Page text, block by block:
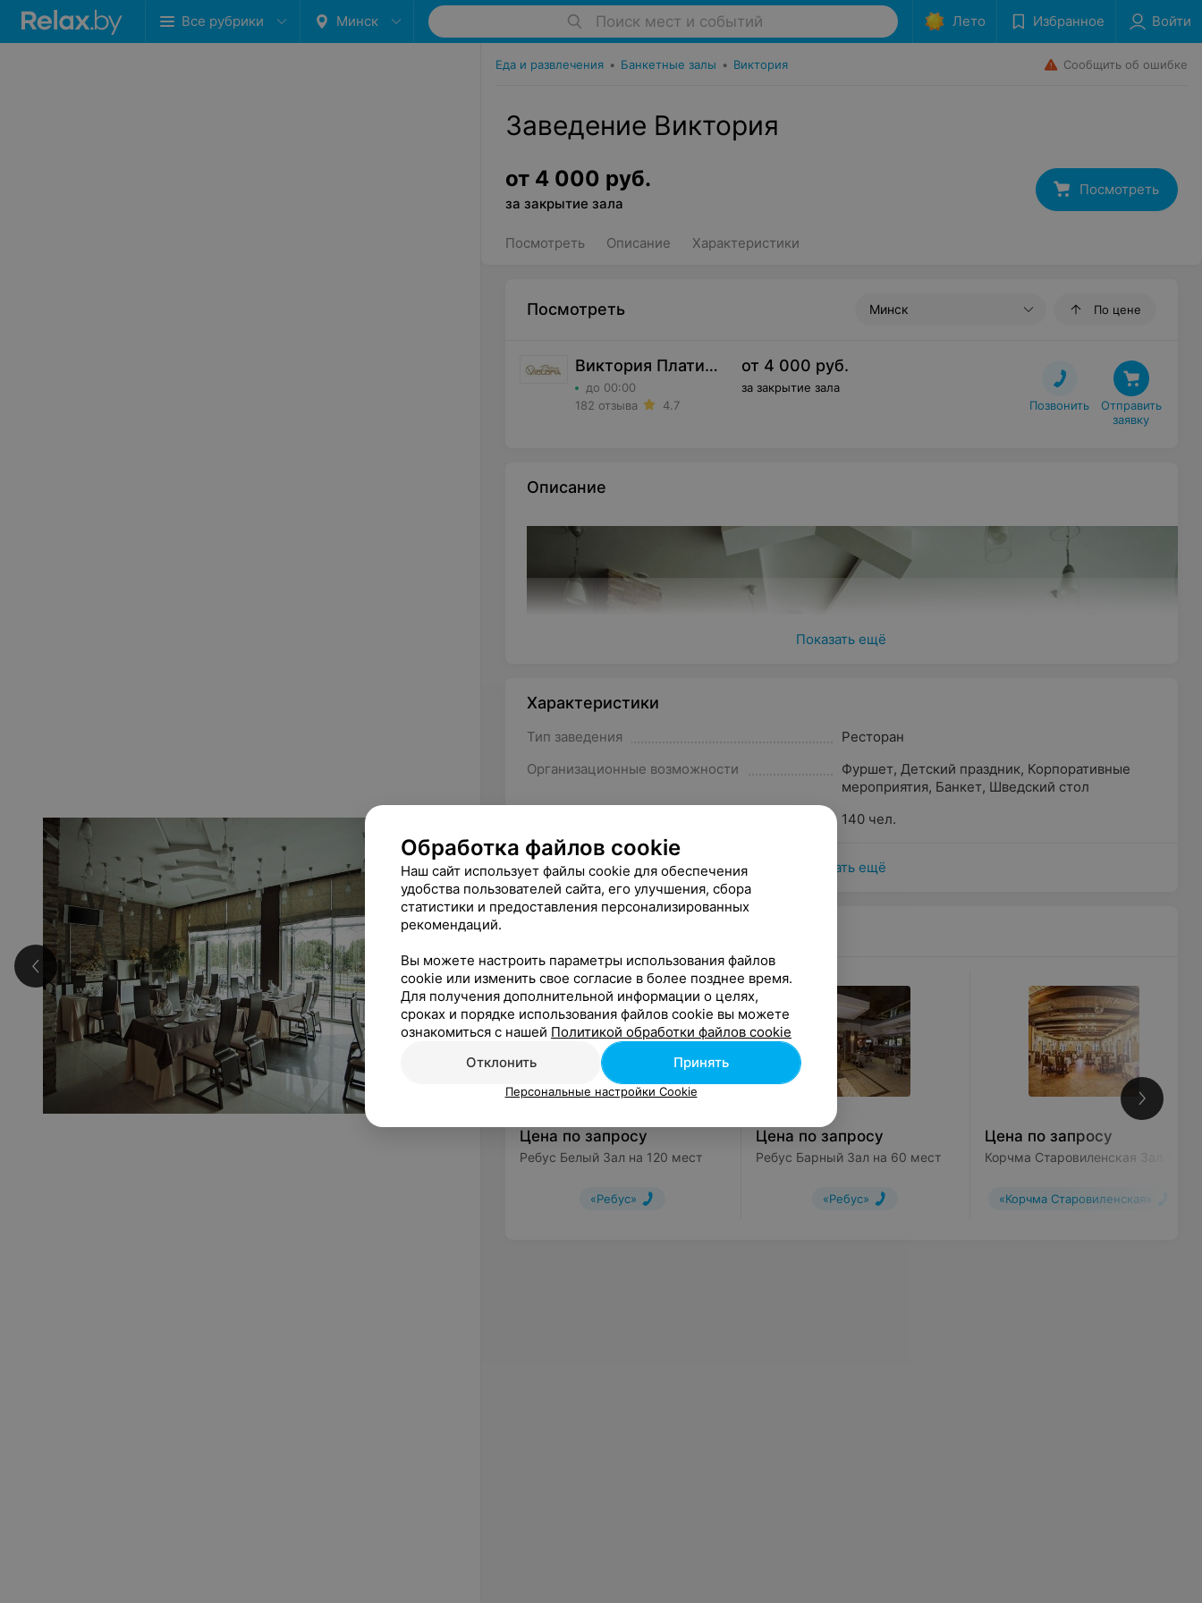
Все рубрики Минск Поиск мест и событий Лето Избранное Войти
Еда и развлечения • Банкетные залы • Виктория Сообщить об ошибке
Заведение Виктория
от 4 000 руб.
за закрытие зала
Посмотреть
Посмотреть Описание Характеристики
Посмотреть Минск По цене
Виктория Платинум
до 00:00
182 отзыва
4.7
от 4 000 руб.
за закрытие зала
Позвонить
Отправить
заявку
Описание
Показать ещё
Характеристики
Тип заведения
Ресторан
Организационные возможности
Фуршет, Детский праздник, Корпоративные
мероприятия, Банкет, Шведский стол
140 чел.
Показать ещё
Цена по запросу
Ребус Белый Зал на 120 мест
«Ребус»
Цена по запросу
Ребус Барный Зал на 60 мест
«Ребус»
Цена по запросу
Корчма Старовиленская Зал 1
«Корчма Старовиленская»
Обработка файлов cookie
Наш сайт использует файлы cookie для обеспечения
удобства пользователей сайта, его улучшения, сбора
статистики и предоставления персонализированных
рекомендаций.
Вы можете настроить параметры использования файлов
cookie или изменить свое согласие в более позднее время.
Для получения дополнительной информации о целях,
сроках и порядке использования файлов cookie вы можете
ознакомиться с нашей Политикой обработки файлов cookie
Отклонить
Принять
Персональные настройки Cookie